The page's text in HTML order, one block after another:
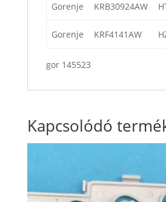
Gorenje KRB30924AW
Gorenje KRF4141AW
gor 145523
Kapcsolódó